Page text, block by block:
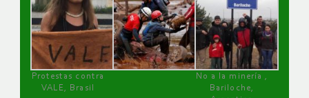
Protestas contra
VALE, Brasil
No a la minería ,
Bariloche,